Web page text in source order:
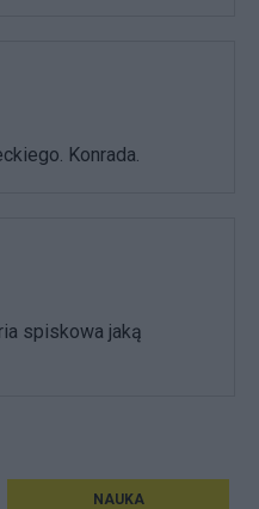
Konrada.
spiskowa jaką
NAUKA